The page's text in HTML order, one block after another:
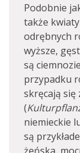
Podobnie
także
odrębnych
wyższe,
są
przypadku
skręcają się
(
niemieckie
są